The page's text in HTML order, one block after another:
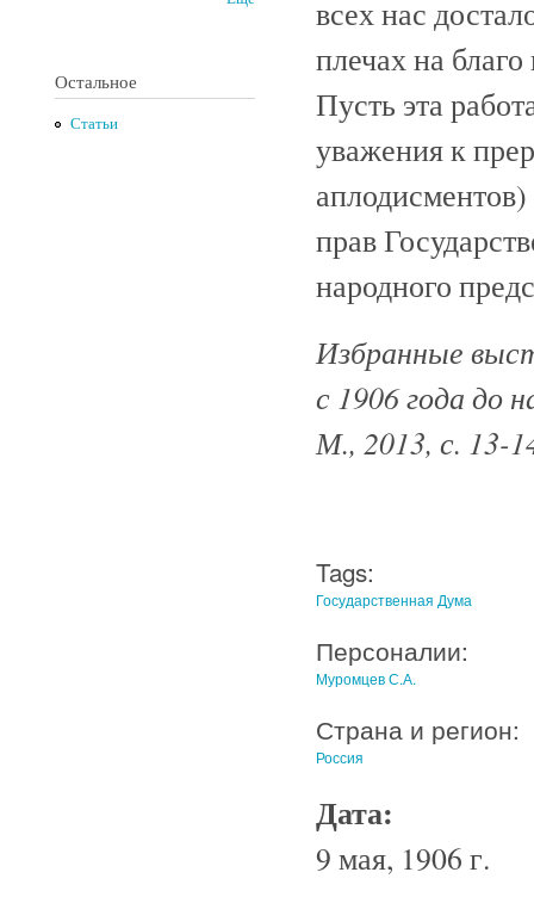
Остальное
Статьи
всех нас
плечах на
Пусть эта
уважения к
прав
народного
Избранные
с 1906 года до
М., 2013, с. 13-
Tags:
Государственная Дума
Персоналии:
Муромцев С.А.
Страна и регион:
Россия
Дата:
9 мая, 1906 г.